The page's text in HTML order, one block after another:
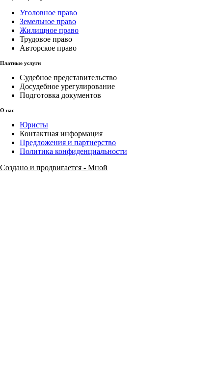
Уголовное право
Земельное право
Жилищное право
Трудовое право
Авторское право
Платные услуги
Судебное представительство
Досудебное урегулирование
Подготовка документов
О нас
Юристы
Контактная информация
Предложения и партнерство
Политика конфиденциальности
Создано и продвигается - Мной